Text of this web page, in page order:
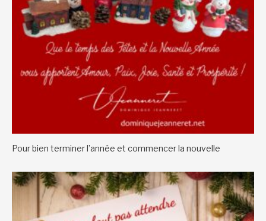
Pour bien terminer l’année et commencer la nouvelle